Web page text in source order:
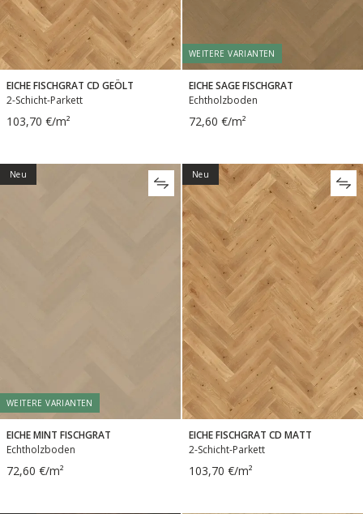
EICHE FISCHGRAT CD GEÖLT
2-Schicht-Parkett
103,70 €/m²
WEITERE VARIANTEN
EICHE SAGE FISCHGRAT
Echtholzboden
72,60 €/m²
Neu
WEITERE VARIANTEN
EICHE MINT FISCHGRAT
Echtholzboden
72,60 €/m²
Neu
EICHE FISCHGRAT CD MATT
2-Schicht-Parkett
103,70 €/m²